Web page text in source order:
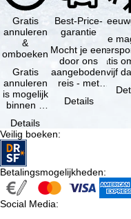
Gratis
annuleren
&
omboeken
Gratis
annuleren
is mogelijk
binnen 5
de
boeking,
als jouw
vakantie …
Details
Best-Price-
garantie
Mocht je een
door ons
aangeboden
reis - met
beschikbaarheid
Details
Je
gratis
als vijf
Veilig boeken:
Betalingsmogelijkheden:
Social Media: